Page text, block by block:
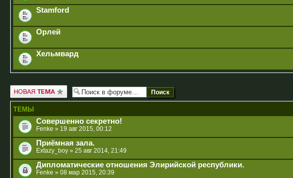
Stamford
Орлей
Хельмвард
Новая тема
ТЕМЫ
Совершенно секретно!
Fenke » 19 авг 2015, 00:12
Приёмная зала.
Extazy_boy » 25 авг 2014, 21:49
Дипломатические отношения Элирийской республики.
Fenke » 08 мар 2015, 20:39